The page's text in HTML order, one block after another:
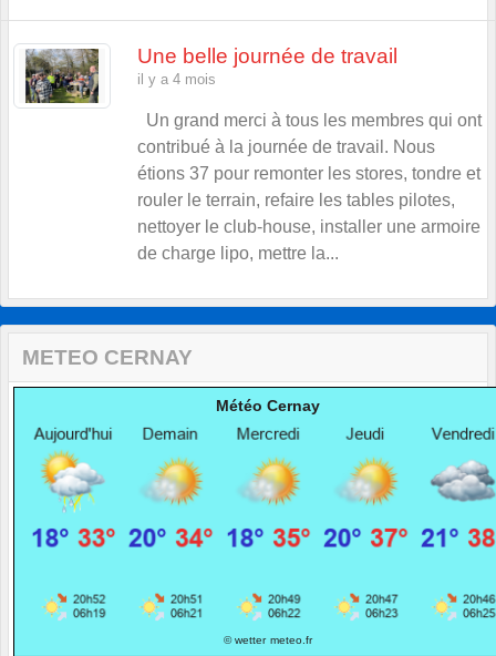
Une belle journée de travail
il y a 4 mois
Un grand merci à tous les membres qui ont
contribué à la journée de travail. Nous
étions 37 pour remonter les stores, tondre et
rouler le terrain, refaire les tables pilotes,
nettoyer le club-house, installer une armoire
de charge lipo, mettre la...
METEO CERNAY
Météo Cernay
© wetter meteo.fr